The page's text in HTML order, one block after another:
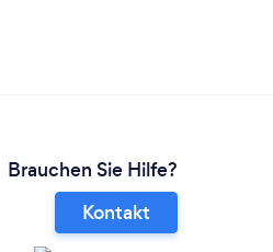
Brauchen Sie Hilfe?
Kontakt